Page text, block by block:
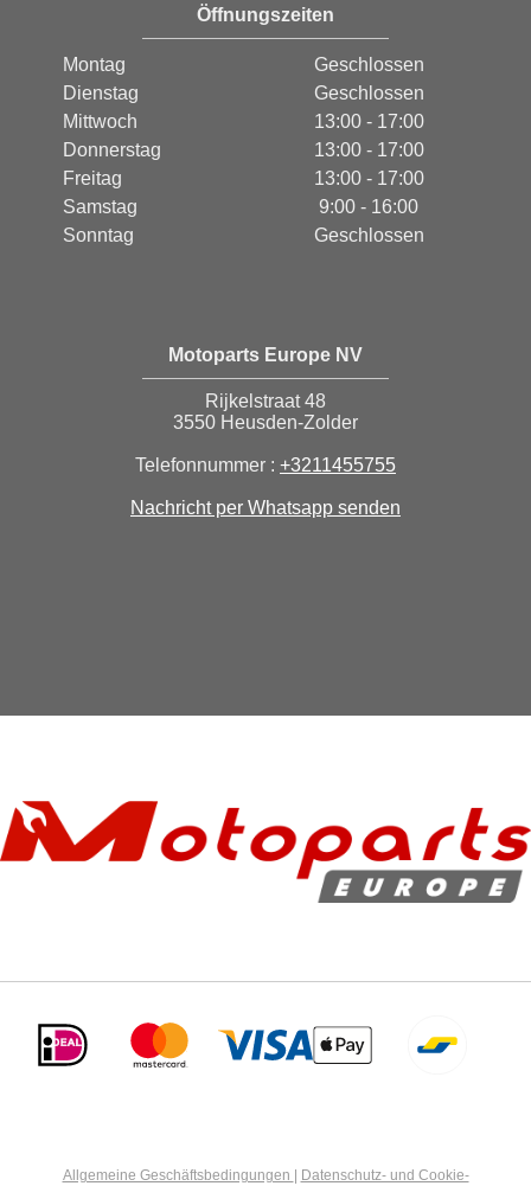
Öffnungszeiten
Montag
Geschlossen
Dienstag
Geschlossen
Mittwoch
13:00 - 17:00
Donnerstag
13:00 - 17:00
Freitag
13:00 - 17:00
Samstag
9:00 - 16:00
Sonntag
Geschlossen
Motoparts Europe NV
Rijkelstraat 48
3550 Heusden-Zolder
Telefonnummer : +3211455755
Nachricht per Whatsapp senden
Allgemeine Geschäftsbedingungen
Datenschutz- und Cookie-